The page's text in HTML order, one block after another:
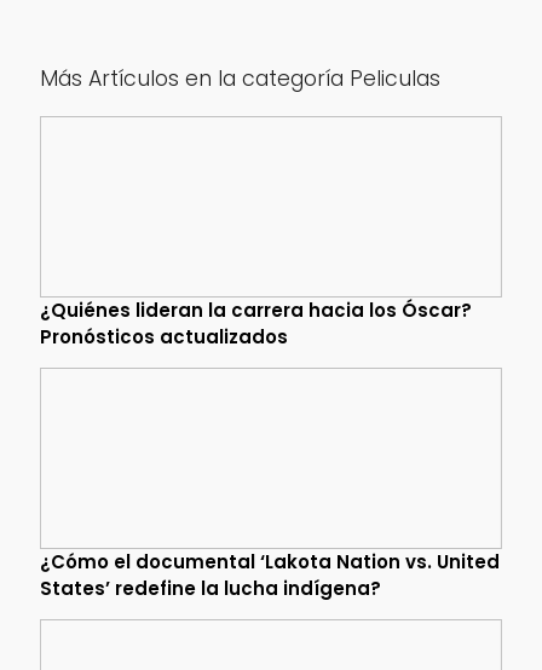
Más Artículos en la categoría Peliculas
¿Quiénes lideran la carrera hacia los Óscar?
Pronósticos actualizados
¿Cómo el documental ‘Lakota Nation vs. United
States’ redefine la lucha indígena?